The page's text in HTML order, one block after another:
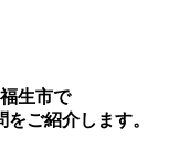
生市で
ご紹介します。